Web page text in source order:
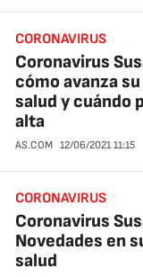
CORONAVIRUS
Coronavirus
cómo avanza
salud y cuándo
alta
AS.COM 12/06/2021 11:15
CORONAVIRUS
Coronavirus
Novedades en
salud